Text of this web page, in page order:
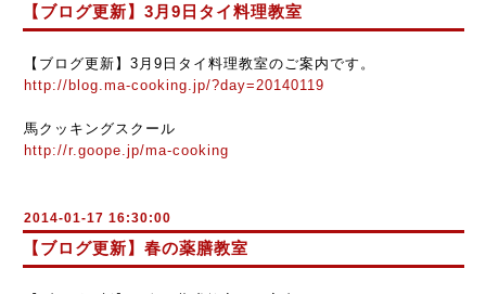
【ブログ更新】3月9日タイ料理教室
【ブログ更新】3月9日タイ料理教室のご案内です。
http://blog.ma-cooking.jp/?day=20140119
馬クッキングスクール
http://r.goope.jp/ma-cooking
2014-01-17 16:30:00
【ブログ更新】春の薬膳教室